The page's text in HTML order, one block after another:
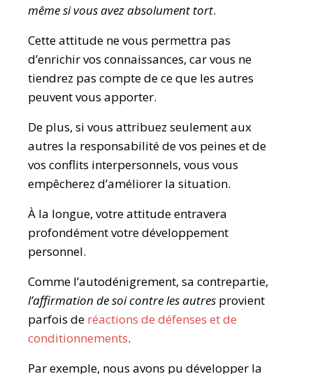
même si vous avez absolument tort.
Cette attitude ne vous permettra pas
d’enrichir vos connaissances, car vous ne
tiendrez pas compte de ce que les autres
peuvent vous apporter.
De plus, si vous attribuez seulement aux
autres la responsabilité de vos peines et de
vos conflits interpersonnels, vous vous
empêcherez d’améliorer la situation.
À la longue, votre attitude entravera
profondément votre développement
personnel.
Comme l’autodénigrement, sa contrepartie,
l’affirmation de soi contre les autres provient
parfois de réactions de défenses et de
conditionnements.
Par exemple, nous avons pu développer la